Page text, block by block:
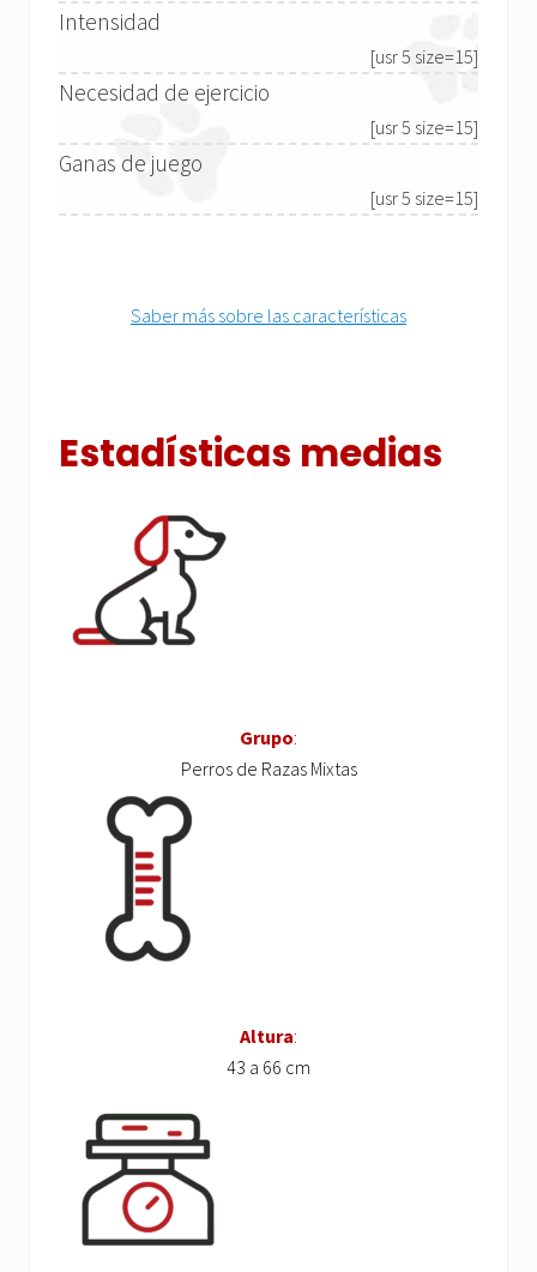
Intensidad
[usr 5 size=15]
Necesidad de ejercicio
[usr 5 size=15]
Ganas de juego
[usr 5 size=15]
Saber más sobre las características
Estadísticas medias
Grupo:
Perros de Razas Mixtas
Altura:
43 a 66 cm